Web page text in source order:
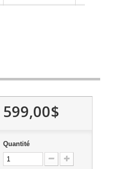
599,00$
Quantité